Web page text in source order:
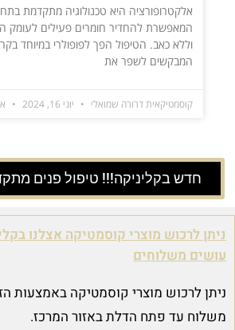
אלקטרופורציה היא טכנולוגיה מתקדמת
המאפשרת להחדיר חומרים פעילים לעומק
וללא כאב. הטיפול הפך לפופולרי במיוחד
המבקשים לשפר את
קוסמטיקאית דרורה שמואלי יוני 16, 2024
חדש בקליניקה!!! טיפול פנים
ניתן לרכוש מוצרי קוסמטיקה אצלנו
עושים משלוחים
ניתן לרכוש מוצרי קוסמטיקה באמצעות
משלוח עד פתח הדלת באזור המרכז.